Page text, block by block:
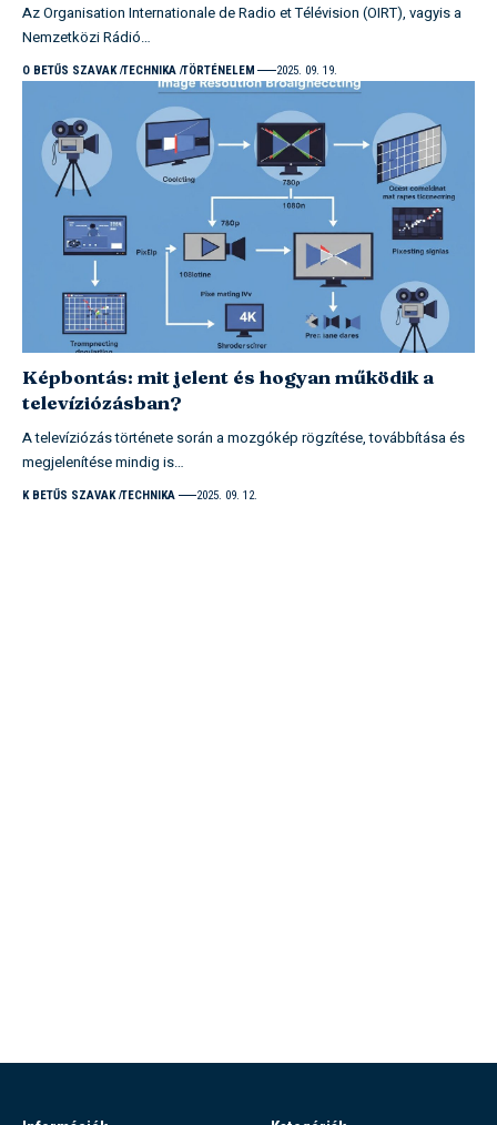
Az Organisation Internationale de Radio et Télévision (OIRT), vagyis a
Nemzetközi Rádió…
O BETŰS SZAVAK TECHNIKA TÖRTÉNELEM 2025. 09. 19.
Képbontás: mit jelent és hogyan működik a
televíziózásban?
A televíziózás története során a mozgókép rögzítése, továbbítása és
megjelenítése mindig is…
K BETŰS SZAVAK TECHNIKA 2025. 09. 12.